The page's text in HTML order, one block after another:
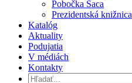
Pobočka Šaca
Prezidentská knižnica
Katalóg
Aktuality
Podujatia
V médiách
Kontakty
Hľadať: